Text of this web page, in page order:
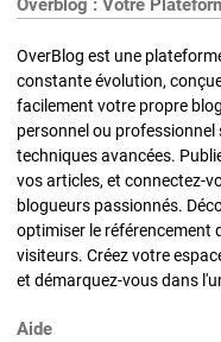
Overblog : Votre
OverBlog est une
constante évolution,
facilement votre propre
personnel ou
techniques avancées.
vos articles, et connectez-
blogueurs passionnés.
optimiser le référencement
visiteurs. Créez votre
et démarquez-vous dans
Aide